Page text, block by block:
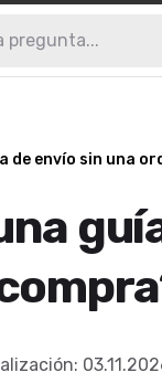
de envío sin una
: